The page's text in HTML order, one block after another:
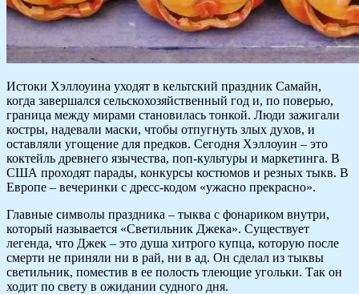
Истоки Хэллоуина уходят в кельтский праздник Самайн,
когда завершался сельскохозяйственный год и, по поверью,
граница между мирами становилась тонкой. Люди зажигали
костры, надевали маски, чтобы отпугнуть злых духов, и
оставляли угощение для предков. Сегодня Хэллоуин – это
коктейль древнего язычества, поп-культуры и маркетинга. В
США проходят парады, конкурсы костюмов и резных тыкв. В
Европе – вечеринки с дресс-кодом «ужасно прекрасно».
Главные символы праздника – тыква с фонариком внутри,
который называется «Светильник Джека». Существует
легенда, что Джек – это душа хитрого купца, которую после
смерти не приняли ни в рай, ни в ад. Он сделал из тыквы
светильник, поместив в ее полость тлеющие угольки. Так он
ходит по свету в ожидании судного дня.